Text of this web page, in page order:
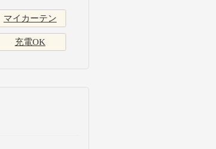
マイカーテン
充電OK